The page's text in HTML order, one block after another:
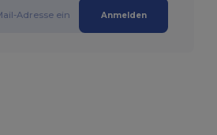
Anmelden